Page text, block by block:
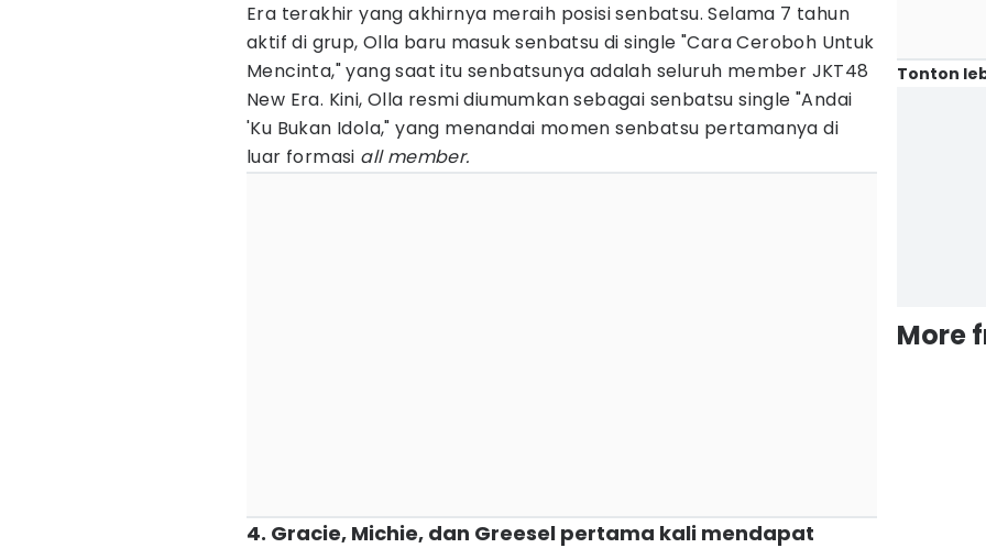
Era terakhir yang akhirnya meraih posisi senbatsu. Selama 7 tahun
aktif di grup, Olla baru masuk senbatsu di single "Cara Ceroboh Untuk
Mencinta," yang saat itu senbatsunya adalah seluruh member JKT48
New Era. Kini, Olla resmi diumumkan sebagai senbatsu single "Andai
'Ku Bukan Idola," yang menandai momen senbatsu pertamanya di
luar formasi all member.
4. Gracie, Michie, dan Greesel pertama kali mendapat
Tonton
More